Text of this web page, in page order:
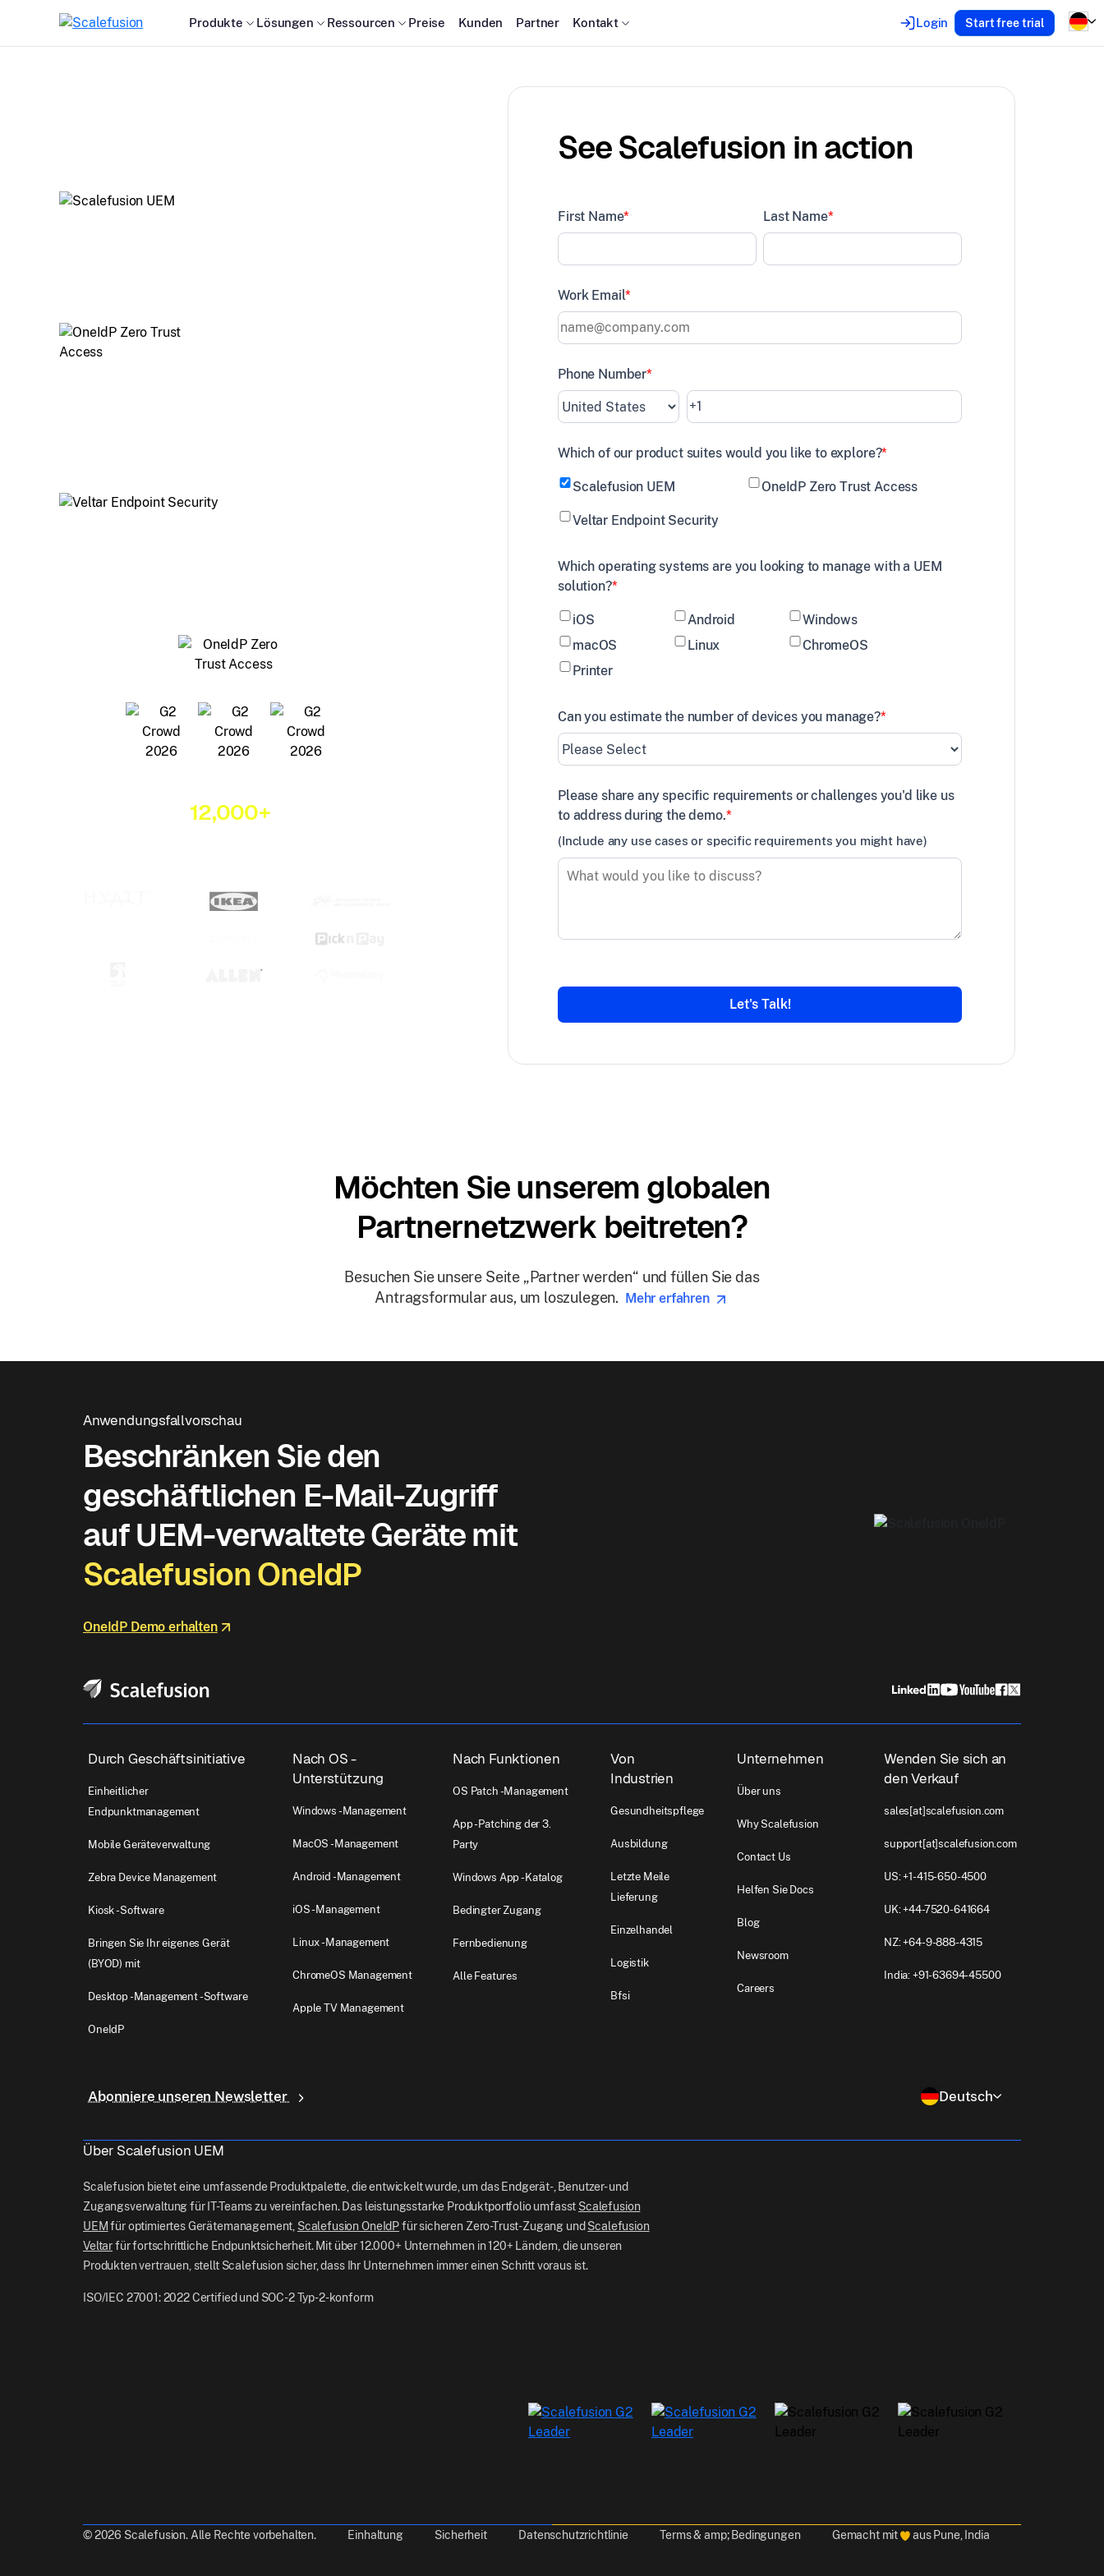
Customize
Produkte Lösungen Ressourcen Preise Kunden Partner Kontakt Login Start free trial
Gerätezugriff basierend auf Bedingungen wie Standort
12,000+businesses
See Scalefusion in action
First Name* Last Name*
Work Email*
Phone Number*
Which of our product suites would you like to explore?*
Scalefusion UEM OneIdP Zero Trust Access
Veltar Endpoint Security
Which operating systems are you looking to manage with a UEM
solution?*
iOS Android
Windows
macOS
Linux
ChromeOS
Printer
Can you estimate the number of devices you manage?*
Please share any specific requirements or challenges you'd like us
to address during the demo.*
(Include any use cases or specific requirements you might have)
Möchten Sie unserem globalen
Partnernetzwerk beitreten?
Besuchen Sie unsere Seite „Partner werden“ und füllen Sie das
Antragsformular aus, um loszulegen. Mehr erfahren
Anwendungsfallvorschau
Beschränken Sie den
geschäftlichen E-Mail-Zugriff
auf UEM-verwaltete Geräte mit
Scalefusion OneIdP
OneIdP Demo erhalten
Durch Geschäftsinitiative
Einheitlicher
Endpunktmanagement
Mobile Geräteverwaltung
Zebra Device Management
Kiosk -Software
Bringen Sie Ihr eigenes Gerät
(BYOD) mit
Desktop -Management -Software
OneIdP
Nach OS -
Unterstützung
Windows -Management
MacOS -Management
Android -Management
iOS -Management
Linux -Management
ChromeOS Management
Apple TV Management
Nach Funktionen
OS Patch -Management
App -Patching der 3.
Party
Windows App -Katalog
Bedingter Zugang
Fernbedienung
Alle Features
Von
Industrien
Gesundheitspflege
Ausbildung
Letzte Meile
Lieferung
Einzelhandel
Logistik
Bfsi
Unternehmen
Über uns
Why Scalefusion
Contact Us
Helfen Sie Docs
Blog
Newsroom
Careers
Wenden Sie sich an
den Verkauf
sales[at]scalefusion.com
support[at]scalefusion.com
US: +1-415-650-4500
UK: +44-7520-641664
NZ: +64-9-888-4315
India: +91-63694-45500
Abonniere unseren Newsletter Deutsch
Über Scalefusion UEM
Scalefusion bietet eine umfassende Produktpalette, die entwickelt wurde, um das Endgerät-, Benutzer- und
Zugangsverwaltung für IT-Teams zu vereinfachen. Das leistungsstarke Produktportfolio umfasst Scalefusion
UEM für optimiertes Gerätemanagement, Scalefusion OneIdPfür sicheren Zero-Trust-Zugang und Scalefusion
Veltarfür fortschrittliche Endpunktsicherheit. Mit über 12.000+ Unternehmen in 120+ Ländern, die unseren
Produkten vertrauen, stellt Scalefusion sicher, dass Ihr Unternehmen immer einen Schritt voraus ist.
ISO/IEC 27001: 2022 Certified und SOC-2 Typ-2-konform
© 2026 Scalefusion. Alle Rechte vorbehalten. Einhaltung Sicherheit Datenschutzrichtlinie Terms & amp; Bedingungen Gemacht mit aus Pune, India